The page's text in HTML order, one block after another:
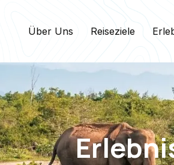
Über Uns Reiseziele